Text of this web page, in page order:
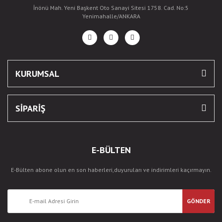
İnönü Mah. Yeni Başkent Oto Sanayi Sitesi 1758. Cad. No:5
Yenimahalle/ANKARA
KURUMSAL
SİPARİŞ
E-BÜLTEN
E-Bülten abone olun en son haberleri,duyuruları ve indirimleri kaçırmayın.
GÖNDER